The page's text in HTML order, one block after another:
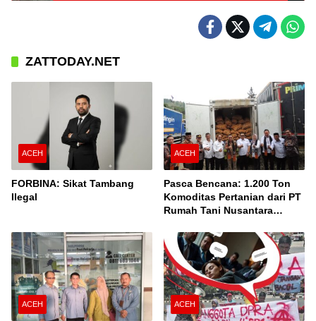
ZATTODAY.NET
ACEH
FORBINA: Sikat Tambang
Ilegal
ACEH
Pasca Bencana: 1.200 Ton
Komoditas Pertanian dari PT
Rumah Tani Nusantara
Pasar Nasional
ACEH ACEH